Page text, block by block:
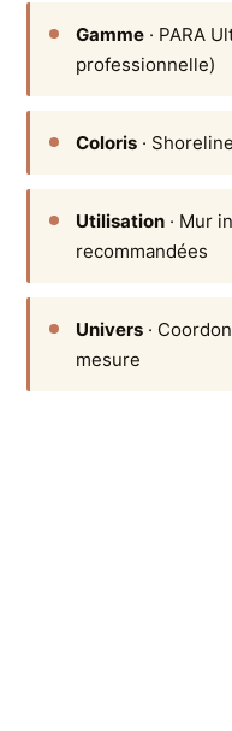
Gamme · PARA
professionnelle)
Coloris · Shoreline
Utilisation · Mur
recommandées
Univers ·
mesure